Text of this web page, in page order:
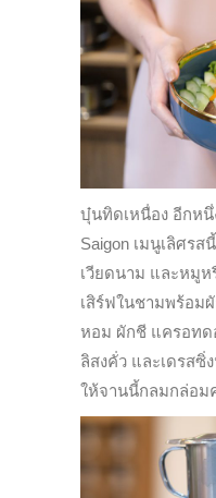
บุ๋นทิดเหนื่อง อีกหนึ่
Saigon เมนูเลิศร
เวียดนาม และหมูห
เสิร์ฟในชามพร้อม
หอม ผักชี แครอทด
ลิสงคั่ว และเดรสซิ่
ให้จานนี้กลมกล่อม